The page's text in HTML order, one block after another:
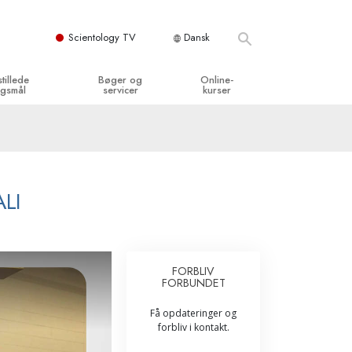
Scientology TV Dansk
organisationerne
Bøger og
servicer
foredrag
Online-
kurser
Assister ved sygdom og skader
Integritet og ærlighed
Ægteskab
FORBLIV
FORBUNDET
Få opdateringer og
forbliv i kontakt.